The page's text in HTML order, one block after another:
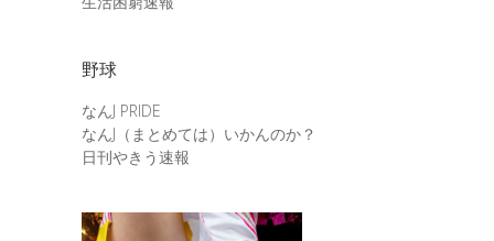
野球
なんJ PRIDE
なんJ（まとめては）いかんのか？
日刊やきう速報